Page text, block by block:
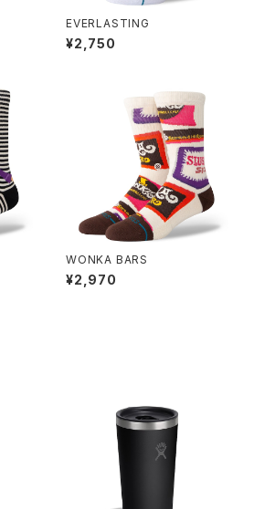
EVERLASTING
¥2,750
WONKA BARS
¥2,970